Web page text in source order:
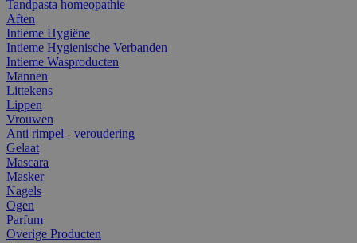
Tandpasta homeopathie
Aften
Intieme Hygiëne
Intieme Hygienische Verbanden
Intieme Wasproducten
Mannen
Littekens
Lippen
Vrouwen
Anti rimpel - veroudering
Gelaat
Mascara
Masker
Nagels
Ogen
Parfum
Overige Producten